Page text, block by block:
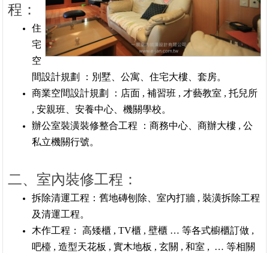
程：
住
宅
空
間設計規劃 ：別墅、公寓、住宅大樓、套房。
商業空間設計規劃 ：店面 , 補習班 , 才藝教室 , 托兒所
, 安親班、安養中心、機關學校。
辦公室裝潢裝修整合工程 ：商務中心、商辦大樓 , 公
私立機關行號。
二、室內裝修工程：
拆除清運工程：舊地磚刨除、室內打牆 , 裝潢拆除工程
及清運工程。
木作工程： 高矮櫃 , TV櫃 , 壁櫃 … 等各式櫥櫃訂做 ,
吧檯 , 造型天花板 , 實木地板 , 玄關 , 和室 , … 等相關